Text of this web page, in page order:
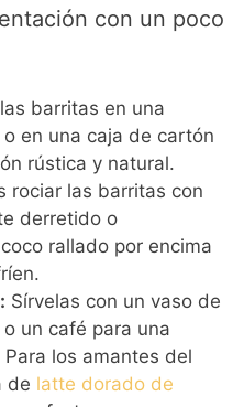
con un poco
barritas en una
en una caja de cartón
rústica y natural.
rociar las barritas con
derretido o
rallado por encima
Sírvelas con un vaso de
un café para una
los amantes del
de latte dorado de